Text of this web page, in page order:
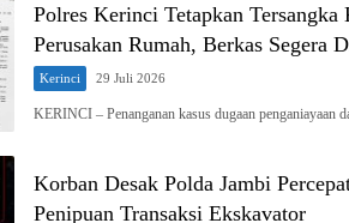
Polres Kerinci Tetapkan Tersangka
Perusakan Rumah, Berkas Segera
Kerinci 29 Juli 2026
KERINCI – Penanganan kasus dugaan penganiayaan
Korban Desak Polda Jambi
Penipuan Transaksi Ekskavator